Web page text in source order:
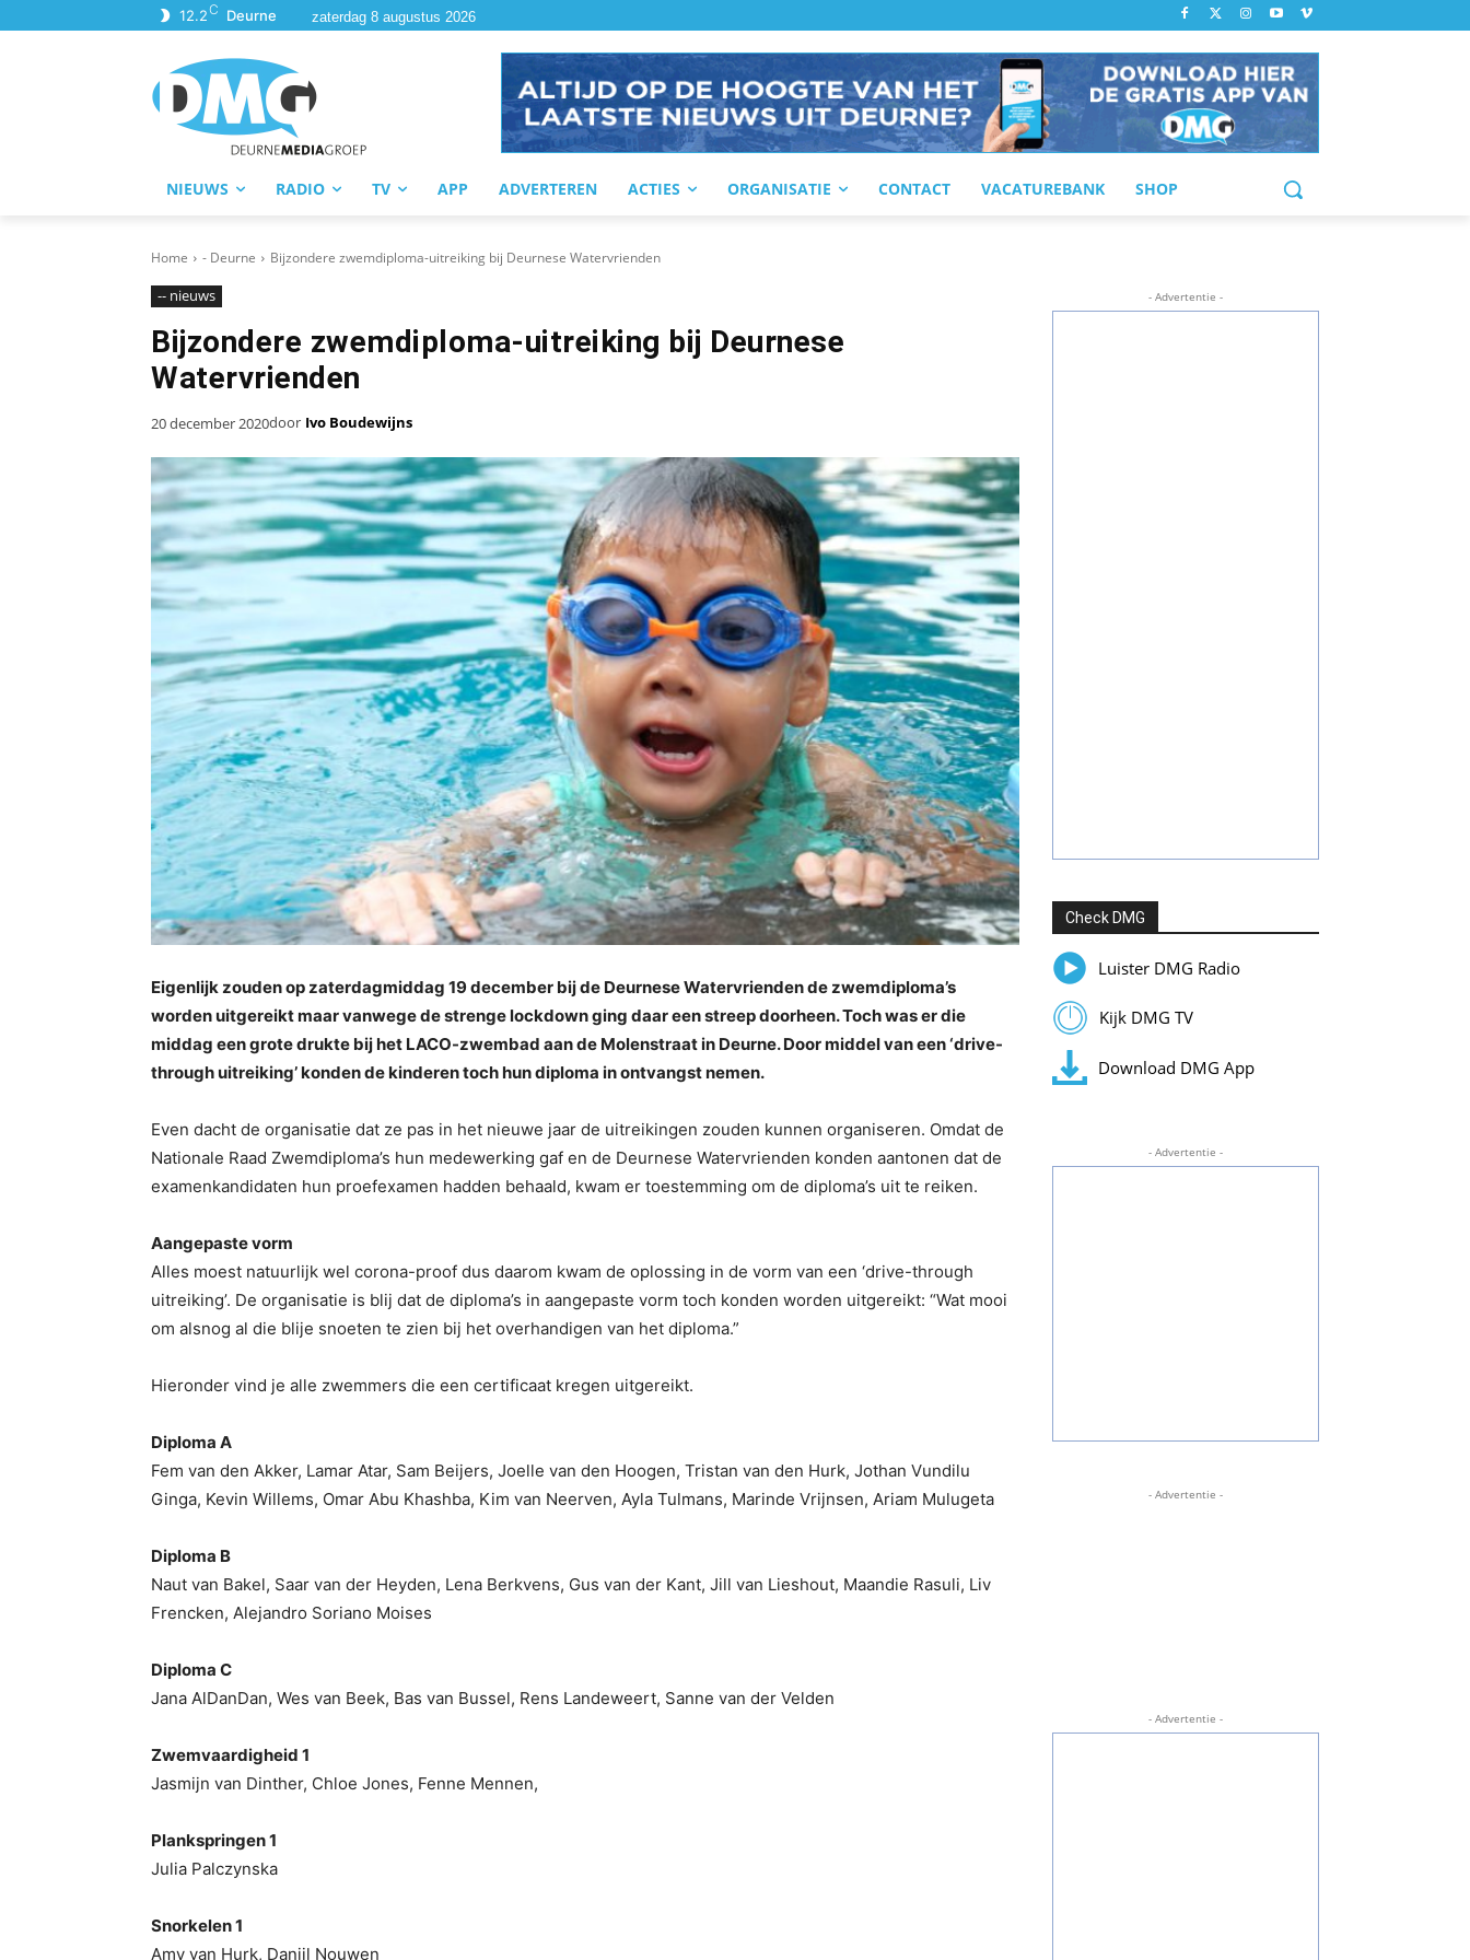
12.2C Deurne zaterdag 8 augustus 2026
NIEUWS RADIO TV APP ADVERTEREN ACTIES ORGANISATIE CONTACT VACATUREBANK SHOP
Home - Deurne Bijzondere zwemdiploma-uitreiking bij Deurnese Watervrienden
-- nieuws
Bijzondere zwemdiploma-uitreiking bij Deurnese
Watervrienden
20 december 2020door Ivo Boudewijns
Eigenlijk zouden op zaterdagmiddag 19 december bij de Deurnese Watervrienden de zwemdiploma’s
worden uitgereikt maar vanwege de strenge lockdown ging daar een streep doorheen. Toch was er die
middag een grote drukte bij het LACO-zwembad aan de Molenstraat in Deurne. Door middel van een ‘drive-
through uitreiking’ konden de kinderen toch hun diploma in ontvangst nemen.
Even dacht de organisatie dat ze pas in het nieuwe jaar de uitreikingen zouden kunnen organiseren. Omdat de
Nationale Raad Zwemdiploma’s hun medewerking gaf en de Deurnese Watervrienden konden aantonen dat de
examenkandidaten hun proefexamen hadden behaald, kwam er toestemming om de diploma’s uit te reiken.
Aangepaste vorm
Alles moest natuurlijk wel corona-proof dus daarom kwam de oplossing in de vorm van een ‘drive-through
uitreiking’. De organisatie is blij dat de diploma’s in aangepaste vorm toch konden worden uitgereikt: “Wat mooi
om alsnog al die blije snoeten te zien bij het overhandigen van het diploma.”
Hieronder vind je alle zwemmers die een certificaat kregen uitgereikt.
Diploma A
Fem van den Akker, Lamar Atar, Sam Beijers, Joelle van den Hoogen, Tristan van den Hurk, Jothan Vundilu
Ginga, Kevin Willems, Omar Abu Khashba, Kim van Neerven, Ayla Tulmans, Marinde Vrijnsen, Ariam Mulugeta
Diploma B
Naut van Bakel, Saar van der Heyden, Lena Berkvens, Gus van der Kant, Jill van Lieshout, Maandie Rasuli, Liv
Frencken, Alejandro Soriano Moises
Diploma C
Jana AlDanDan, Wes van Beek, Bas van Bussel, Rens Landeweert, Sanne van der Velden
Zwemvaardigheid 1
Jasmijn van Dinther, Chloe Jones, Fenne Mennen,
Plankspringen 1
Julia Palczynska
Snorkelen 1
Amy van Hurk, Daniil Nouwen
- Advertentie -
Check DMG
Luister DMG Radio
Kijk DMG TV
Download DMG App
- Advertentie -
- Advertentie -
- Advertentie -